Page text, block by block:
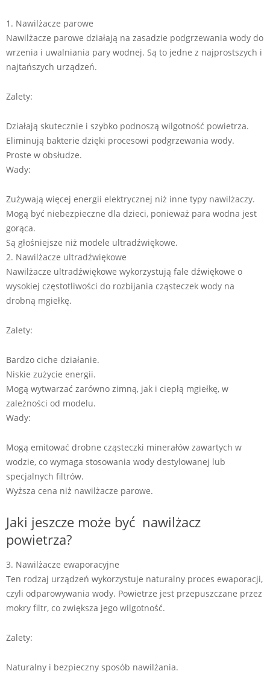
1. Nawilżacze parowe
Nawilżacze parowe działają na zasadzie podgrzewania wody do
wrzenia i uwalniania pary wodnej. Są to jedne z najprostszych i
najtańszych urządzeń.
Zalety:
Działają skutecznie i szybko podnoszą wilgotność powietrza.
Eliminują bakterie dzięki procesowi podgrzewania wody.
Proste w obsłudze.
Wady:
Zużywają więcej energii elektrycznej niż inne typy nawilżaczy.
Mogą być niebezpieczne dla dzieci, ponieważ para wodna jest
gorąca.
Są głośniejsze niż modele ultradźwiękowe.
2. Nawilżacze ultradźwiękowe
Nawilżacze ultradźwiękowe wykorzystują fale dźwiękowe o
wysokiej częstotliwości do rozbijania cząsteczek wody na
drobną mgiełkę.
Zalety:
Bardzo ciche działanie.
Niskie zużycie energii.
Mogą wytwarzać zarówno zimną, jak i ciepłą mgiełkę, w
zależności od modelu.
Wady:
Mogą emitować drobne cząsteczki minerałów zawartych w
wodzie, co wymaga stosowania wody destylowanej lub
specjalnych filtrów.
Wyższa cena niż nawilżacze parowe.
Jaki jeszcze może być nawilżacz
powietrza?
3. Nawilżacze ewaporacyjne
Ten rodzaj urządzeń wykorzystuje naturalny proces ewaporacji,
czyli odparowywania wody. Powietrze jest przepuszczane przez
mokry filtr, co zwiększa jego wilgotność.
Zalety:
Naturalny i bezpieczny sposób nawilżania.